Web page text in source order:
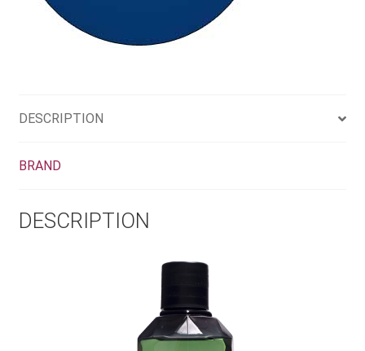
DESCRIPTION
BRAND
DESCRIPTION